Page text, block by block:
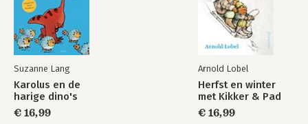
Suzanne Lang
Karolus en de
harige dino's
€ 16,99
Arnold Lobel
Herfst en winter
met Kikker & Pad
€ 16,99